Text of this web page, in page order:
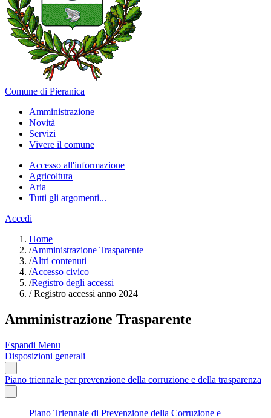
Comune di Pieranica
Amministrazione
Novità
Servizi
Vivere il comune
Accesso all'informazione
Agricoltura
Aria
Tutti gli argomenti...
Accedi
Home
/Amministrazione Trasparente
/Altri contenuti
/Accesso civico
/Registro degli accessi
/Registro accessi anno 2024
Amministrazione Trasparente
Espandi Menu
Disposizioni generali
Piano triennale per prevenzione della corruzione e della trasparenza
Piano Triennale di Prevenzione della Corruzione e